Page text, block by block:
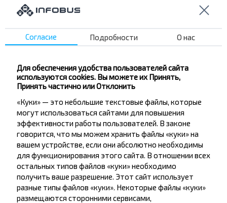
Не пропусти специальные акции, скидки и
другие интересные предложения INFOBUS.
Подпишись на получение новостей и
путешествуй с нами дешевле!
Вопрос - Ответ
Как забронировать билеты на рейс?
Согласие Подробности О нас
Для обеспечения удобства пользователей сайта
используются cookies. Вы можете их Принять,
Принять частично или Отклонить
«Куки» — это небольшие текстовые файлы, которые
могут использоваться сайтами для повышения
эффективности работы пользователей. В законе
говорится, что мы можем хранить файлы «куки» на
вашем устройстве, если они абсолютно необходимы
для функционирования этого сайта. В отношении всех
остальных типов файлов «куки» необходимо
получить ваше разрешение. Этот сайт использует
разные типы файлов «куки». Некоторые файлы «куки»
размещаются сторонними сервисами,